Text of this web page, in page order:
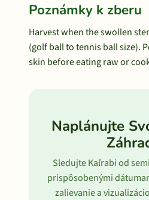
Poznámky k zberu
Harvest when the swollen
(golf ball to tennis ball size).
skin before eating raw or
Naplánujte
Sledujte Kaľrabi od
prispôsobenými
zalievanie a